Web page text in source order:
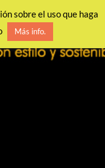
sobre el uso que haga
Más info.